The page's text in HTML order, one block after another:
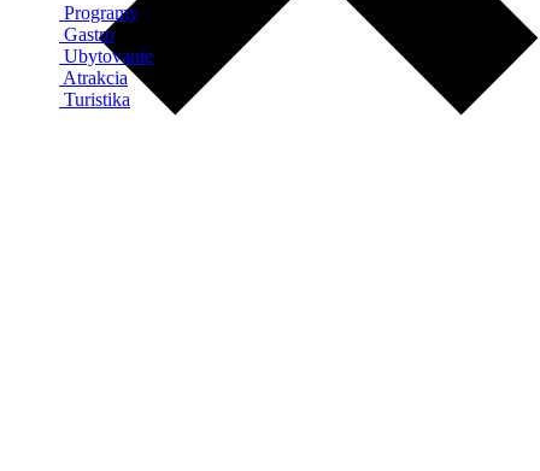
Programy
Gastro
Ubytovanie
Atrakcia
Turistika